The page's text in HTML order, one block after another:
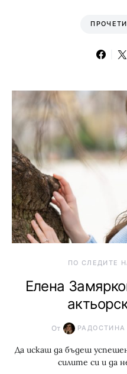
ПО СЛЕДИТЕ
Елена
От РАДОСТИНА
Да искаш да бъдеш
силите си и да